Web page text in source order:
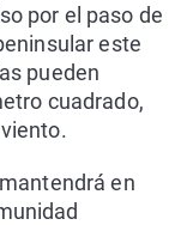
por el paso de
este
pueden
cuadrado,
en